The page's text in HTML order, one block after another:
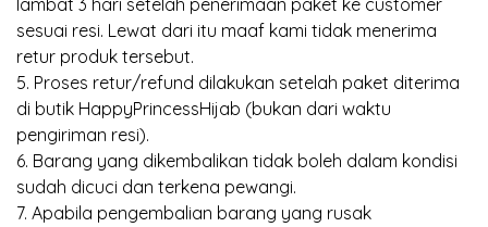
lambat 3 hari setelah penerimaan paket ke customer
sesuai resi. Lewat dari itu maaf kami tidak menerima
retur produk tersebut.
5. Proses retur/refund dilakukan setelah paket diterima
di butik HappyPrincessHijab (bukan dari waktu
pengiriman resi).
6. Barang yang dikembalikan tidak boleh dalam kondisi
sudah dicuci dan terkena pewangi.
7. Apabila pengembalian barang yang rusak